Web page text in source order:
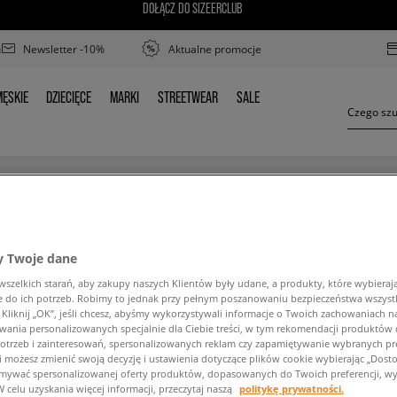
DOŁĄCZ DO SIZEERCLUB
Newsletter -10% Aktualne promocje
DZIECIĘCE
DZIECIĘCE MARKI
MARKI STREETWEAR
STREETWEAR SALE
SALE
wyszukanej frazy. Spróbuj użyć mniejszej
POWRÓT DO SKLEPU
Twoje dane
starań, aby zakupy naszych Klientów były udane, a produkty, które
do ich potrzeb. Robimy to jednak przy pełnym poszanowaniu bezpieczeństwa
„OK”, jeśli chcesz, abyśmy wykorzystywali informacje o Twoich zachowaniach
personalizowanych specjalnie dla Ciebie treści, w tym rekomendacji produktów
i zainteresowań, spersonalizowanych reklam czy zapamiętywanie wybranych
możesz zmienić swoją decyzję i ustawienia dotyczące plików cookie wybierając
spersonalizowanej oferty produktów, dopasowanych do Twoich preferencji,
celu uzyskania więcej informacji, przeczytaj naszą politykę prywatności.